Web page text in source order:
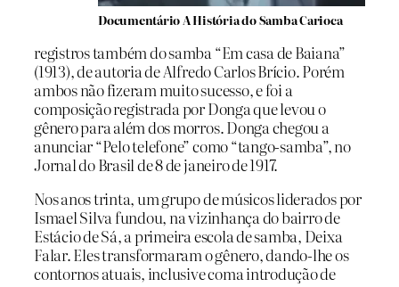
Documentário A História do Samba Carioca
registros também do samba “Em casa de Baiana”
(1913), de autoria de Alfredo Carlos Brício. Porém
ambos não fizeram muito sucesso, e foi a
composição registrada por Donga que levou o
gênero para além dos morros. Donga chegou a
anunciar “Pelo telefone” como “tango-samba”, no
Jornal do Brasil de 8 de janeiro de 1917.
Nos anos trinta, um grupo de músicos liderados por
Ismael Silva fundou, na vizinhança do bairro de
Estácio de Sá, a primeira escola de samba, Deixa
Falar. Eles transformaram o gênero, dando-lhe os
contornos atuais, inclusive coma introdução de